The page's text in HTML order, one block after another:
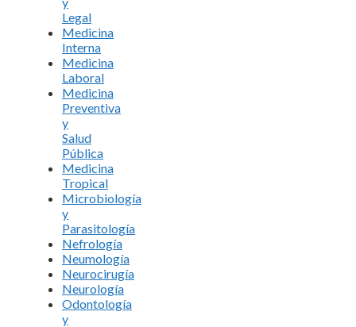
Legal
Medicina
Interna
Medicina
Laboral
Medicina
Preventiva
y
Salud
Pública
Medicina
Tropical
Microbiología
y
Parasitología
Nefrología
Neumología
Neurocirugía
Neurología
Odontología
y